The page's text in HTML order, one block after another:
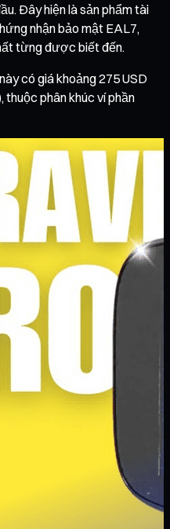
Đây hiện là sản phẩm tài
nhận bảo mật EAL7,
từng được biết đến.
có giá khoảng 275 USD
phân khúc ví phần